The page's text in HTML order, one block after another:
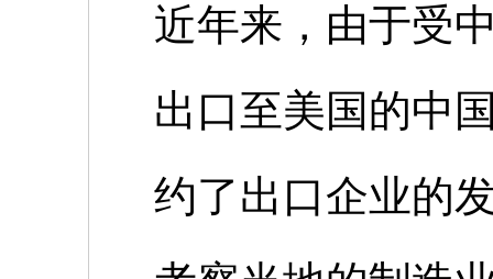
近年来，由于受
出口至美国的中
约了出口企业的